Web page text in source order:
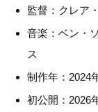
監督：クレア
音楽：ベン・
ス
制作年：2024
初公開：2026